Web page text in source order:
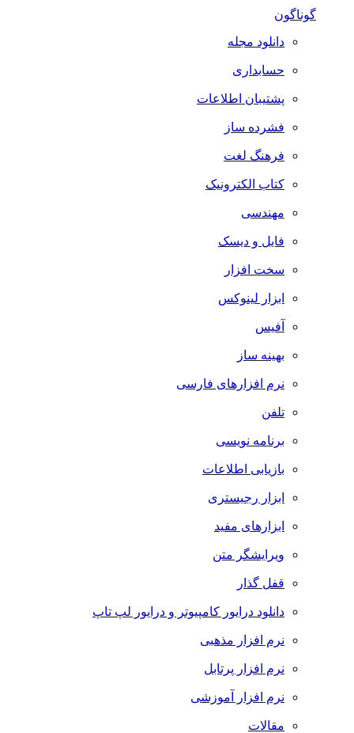
گوناگون
دانلود مجله
حسابداری
پشتیبان اطلاعات
فشرده ساز
فرهنگ لغت
کتاب الکترونیک
مهندسی
فایل و دیسک
سخت افزار
ابزار لینوکس
آفیس
بهینه ساز
نرم افزارهای فارسی
تلفن
برنامه نویسی
بازیابی اطلاعات
ابزار رجیستری
ابزارهای مفید
ویرایشگر متن
قفل گذار
دانلود درایور کامپیوتر و درایور لپ تاپ
نرم افزار مذهبی
نرم افزار پرتابل
نرم افزار آموزشی
مقالات